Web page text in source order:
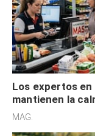
Los expertos
mantienen la
cognitiva,
MAG.